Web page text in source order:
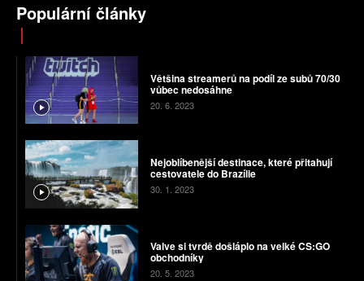
Populární články
Většina streamerů na podíl ze subů 70/30
vůbec nedosáhne
20. 6. 2023
Nejoblíbenější destinace, které přitahují
cestovatele do Brazílie
30. 1. 2023
Valve si tvrdě došláplo na velké CS:GO
obchodníky
20. 5. 2023